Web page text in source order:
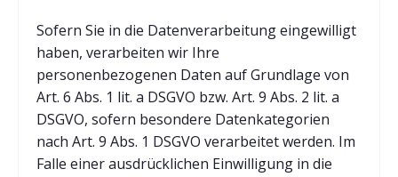
Sofern Sie in die Datenverarbeitung eingewilligt
haben, verarbeiten wir Ihre
personenbezogenen Daten auf Grundlage von
Art. 6 Abs. 1 lit. a DSGVO bzw. Art. 9 Abs. 2 lit. a
DSGVO, sofern besondere Datenkategorien
nach Art. 9 Abs. 1 DSGVO verarbeitet werden. Im
Falle einer ausdrücklichen Einwilligung in die